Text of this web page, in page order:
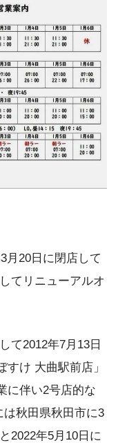
月20日に閉店して
てリニューアルオ
て2012年7月13日
け 大曲駅前店」
に伴い2号店的な
は秋田県秋田市に3
2022年5月10日に